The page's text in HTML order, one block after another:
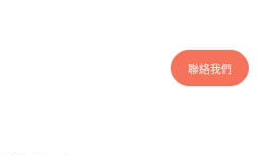
聯絡我們